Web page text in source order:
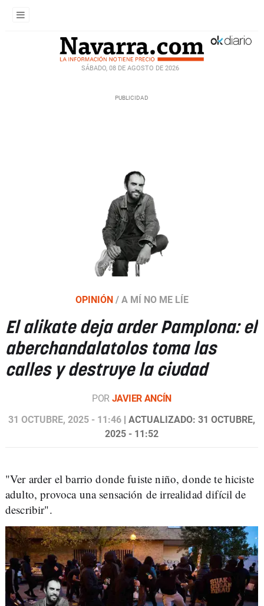
SÁBADO, 08 DE AGOSTO DE 2026
OPINIÓN / A MÍ NO ME LÍE
El alikate deja arder Pamplona: el
aberchandalatolos toma las
calles y destruye la ciudad
POR JAVIER ANCÍN
31 OCTUBRE, 2025 - 11:46 | ACTUALIZADO: 31 OCTUBRE,
2025 - 11:52
"Ver arder el barrio donde fuiste niño, donde te hiciste
adulto, provoca una sensación de irrealidad difícil de
describir".